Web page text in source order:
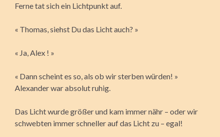
Ferne tat sich ein Lichtpunkt auf.
« Thomas, siehst Du das Licht auch? »
« Ja, Alex ! »
« Dann scheint es so, als ob wir sterben würden! »
Alexander war absolut ruhig.
Das Licht wurde größer und kam immer nähr – oder wir
schwebten immer schneller auf das Licht zu – egal!